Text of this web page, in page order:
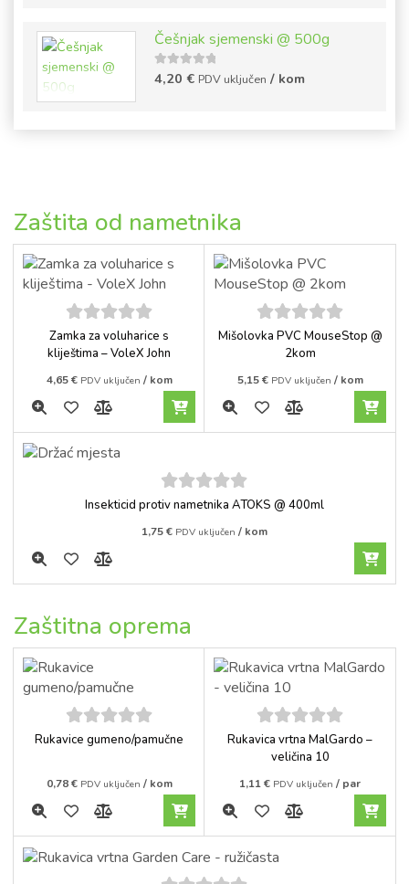
Češnjak sjemenski @ 500g
5 out of
5
4,20€ PDV uključen / kom
Zaštita od nametnika
5out of
5
Zamka za voluharice s
kliještima – VoleX John
4,65€ PDV uključen / kom
5out of
Mišolovka PVC MouseStop @
2kom
5,15€ PDV uključen / kom
5out of
Insekticid protiv nametnika ATOKS @ 400ml
1,75€ PDV uključen / kom
Zaštitna oprema
5out of
Rukavice gumeno/pamučne
0,78€ PDV uključen / kom
5out of
Rukavica vrtna MalGardo –
veličina 10
1,11€ PDV uključen / par